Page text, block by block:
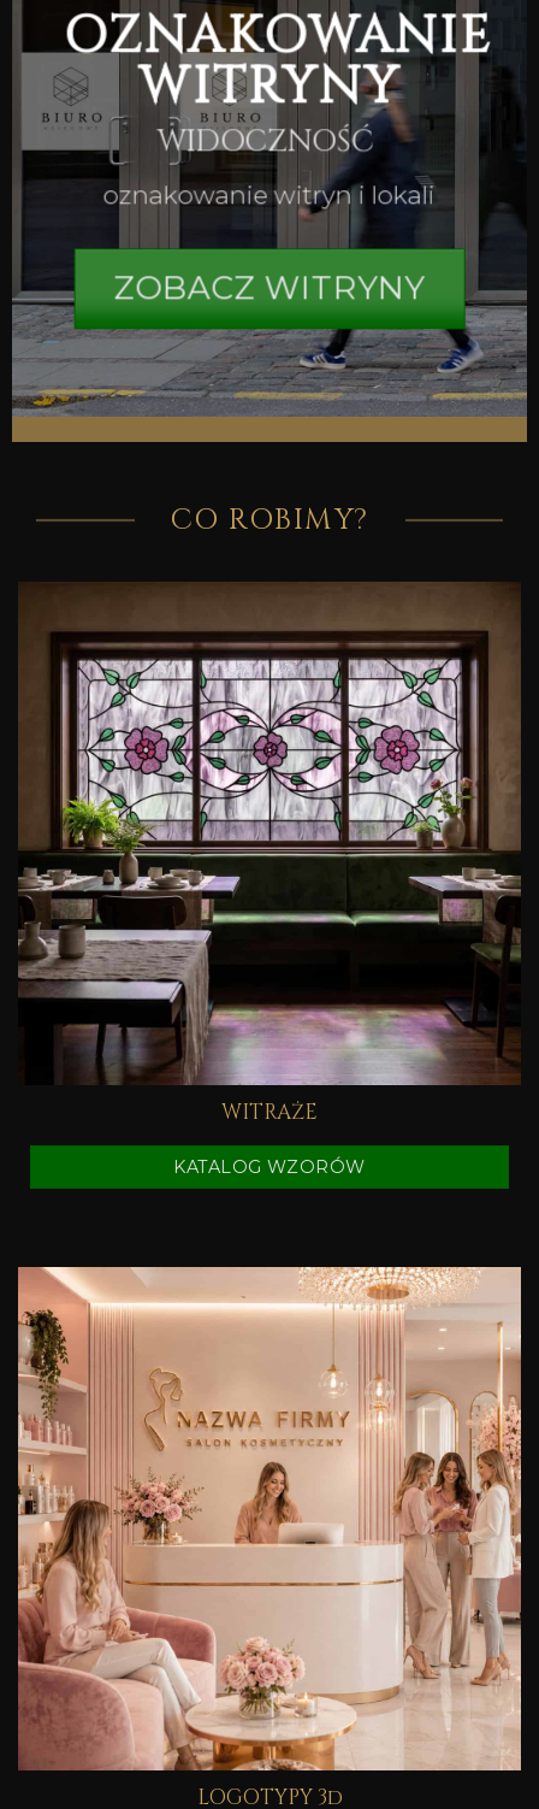
OZNAKOWANIE
WITRYNY
WIDOCZNOŚĆ
oznakowanie witryn i lokali
ZOBACZ WITRYNY
CO ROBIMY?
WITRAŻE
KATALOG WZORÓW
LOGOTYPY 3d